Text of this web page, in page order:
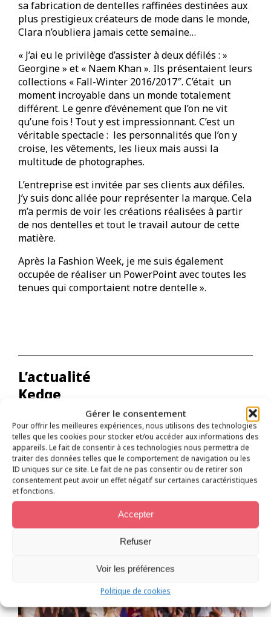
Gérer le consentement
Pour offrir les meilleures expériences, nous utilisons des technologies
telles que les cookies pour stocker et/ou accéder aux informations des
appareils. Le fait de consentir à ces technologies nous permettra de
traiter des données telles que le comportement de navigation ou les
ID uniques sur ce site. Le fait de ne pas consentir ou de retirer son
consentement peut avoir un effet négatif sur certaines caractéristiques
et fonctions.
Accepter
Refuser
Voir les préférences
Politique de cookies
sa fabrication de dentelles raffinées destinées aux
plus prestigieux créateurs de mode dans le monde,
Clara n’oubliera jamais cette semaine…
« J’ai eu le privilège d’assister à deux défilés : »
Georgine » et « Naem Khan ». Ils présentaient leurs
collections « Fall-Winter 2016/2017″. C’était un
moment incroyable dans un monde totalement
différent. Le genre d’événement que l’on ne vit
qu’une fois ! Tout y est impressionnant. C’est un
véritable spectacle : les personnalités que l’on y
croise, les vêtements, les lieux mais aussi la
multitude de photographes.
L’entreprise est invitée par ses clients aux défiles.
J’y suis donc allée pour représenter la marque. Cela
m’a permis de voir les créations réalisées à partir
de nos dentelles et tout le travail autour de cette
matière.
Après la Fashion Week, je me suis également
occupée de réaliser un PowerPoint avec toutes les
tenues qui comportaient notre dentelle ».
L’actualité
Kedge
Toute l’actualité